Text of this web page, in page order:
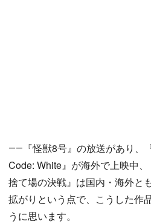
――『怪獣8号』の放送があり、
Code: White』が海外で上映中
捨て場の決戦』は国内・海外と
拡がりという点で、こうした作
うに思います。